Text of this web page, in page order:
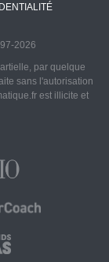
2026
par quelque
sans l'autorisation
est illicite et